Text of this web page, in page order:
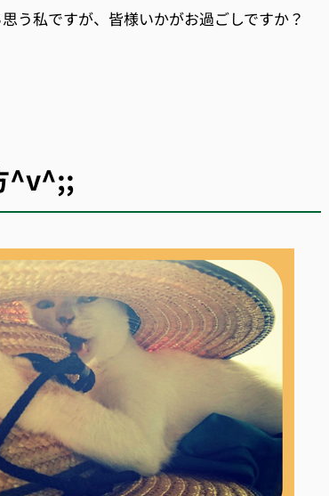
う私ですが、皆様いかがお過ごしですか？
^v^;;